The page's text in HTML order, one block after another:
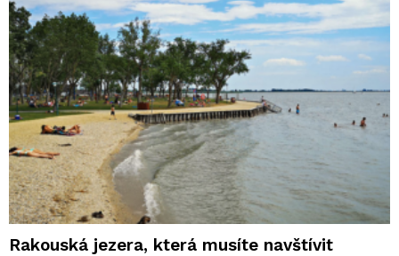
Rakouská jezera, která musíte navštívit